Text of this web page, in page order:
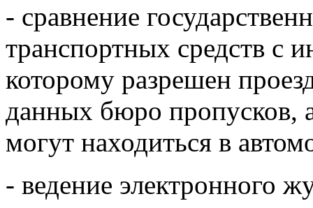
- сравнение
транспортных средств с
которому разрешен
данных бюро пропусков,
могут находиться в
- ведение электронного